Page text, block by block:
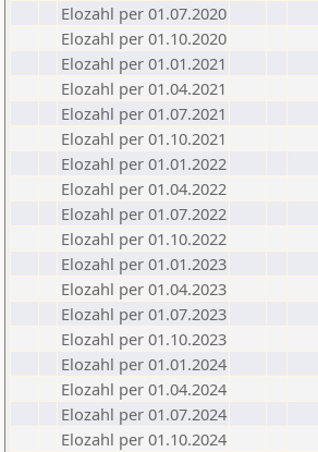
Elozahl per 01.07.2020
Elozahl per 01.10.2020
Elozahl per 01.01.2021
Elozahl per 01.04.2021
Elozahl per 01.07.2021
Elozahl per 01.10.2021
Elozahl per 01.01.2022
Elozahl per 01.04.2022
Elozahl per 01.07.2022
Elozahl per 01.10.2022
Elozahl per 01.01.2023
Elozahl per 01.04.2023
Elozahl per 01.07.2023
Elozahl per 01.10.2023
Elozahl per 01.01.2024
Elozahl per 01.04.2024
Elozahl per 01.07.2024
Elozahl per 01.10.2024